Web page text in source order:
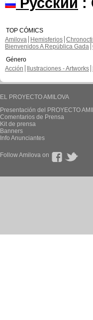
TOP CÓMICS
Amilova
Hemisferios
Bienvenidos A República Gada
Género
Acción
Ilustraciones - Artworks
EL PROYECTO AMILOVA
Presentación del PROYECTO
Comentarios de Prensa
Kit de prensa
Banners
Info Anunciantes
Follow Amilova on